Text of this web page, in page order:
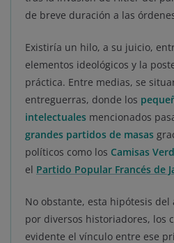
de breve duración a las
Existiría un hilo, a su juicio,
elementos ideológicos y la
práctica. Entre medias, se
entreguerras, donde los
intelectuales mencionados
grandes partidos de masas
políticos como los Camisas
el Partido Popular Francés de
No obstante, esta hipótesis
por diversos historiadores, los
evidente el vínculo entre ese